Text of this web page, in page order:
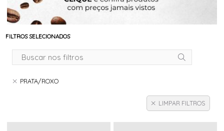
FILTROS SELECIONADOS
PRATA/ROXO
LIMPAR FILTROS